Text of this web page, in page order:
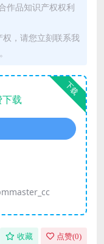
作品知识产权权利
，请您立刻联系我
下载
载
收藏 点赞(0)